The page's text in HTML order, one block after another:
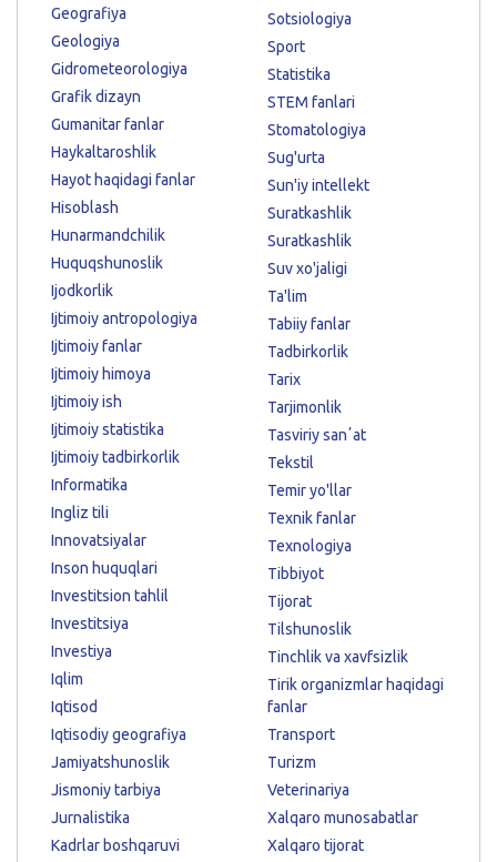
Geografiya
Geologiya
Gidrometeorologiya
Grafik dizayn
Gumanitar fanlar
Haykaltaroshlik
Hayot haqidagi fanlar
Hisoblash
Hunarmandchilik
Huquqshunoslik
Ijodkorlik
Ijtimoiy antropologiya
Ijtimoiy fanlar
Ijtimoiy himoya
Ijtimoiy ish
Ijtimoiy statistika
Ijtimoiy tadbirkorlik
Informatika
Ingliz tili
Innovatsiyalar
Inson huquqlari
Investitsion tahlil
Investitsiya
Investiya
Iqlim
Iqtisod
Iqtisodiy geografiya
Jamiyatshunoslik
Jismoniy tarbiya
Jurnalistika
Kadrlar boshqaruvi
Sotsiologiya
Sport
Statistika
STEM fanlari
Stomatologiya
Sug'urta
Sun'iy intellekt
Suratkashlik
Suratkashlik
Suv xo'jaligi
Ta'lim
Tabiiy fanlar
Tadbirkorlik
Tarix
Tarjimonlik
Tasviriy sanʼat
Tekstil
Temir yo'llar
Texnik fanlar
Texnologiya
Tibbiyot
Tijorat
Tilshunoslik
Tinchlik va xavfsizlik
Tirik organizmlar haqidagi
fanlar
Transport
Turizm
Veterinariya
Xalqaro munosabatlar
Xalqaro tijorat